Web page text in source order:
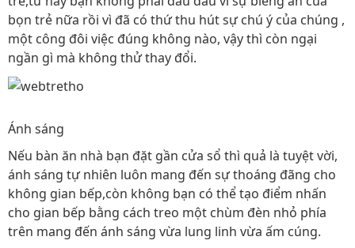
bọn trẻ nữa rồi vì đã có thứ thu hút sự chú ý của chúng ,
một công đôi việc đúng không nào, vậy thì còn ngại
ngần gì mà không thử thay đổi.
Ánh sáng
Nếu bàn ăn nhà bạn đặt gần cửa sổ thì quả là tuyệt vời,
ánh sáng tự nhiên luôn mang đến sự thoáng đãng cho
không gian bếp,còn không bạn có thể tạo điểm nhấn
cho gian bếp bằng cách treo một chùm đèn nhỏ phía
trên mang đến ánh sáng vừa lung linh vừa ấm cúng.